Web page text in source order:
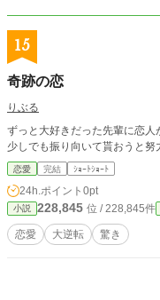
15
奇跡の恋
りぶる
ずっと大好きだった先輩に恋人
少しでも振り向いて貰おうと
恋愛 完結 ｼｮｰﾄｼｮｰﾄ
24h.ポイント 0pt
小説 228,845 位 / 228,845件
恋愛 大逆転 驚き